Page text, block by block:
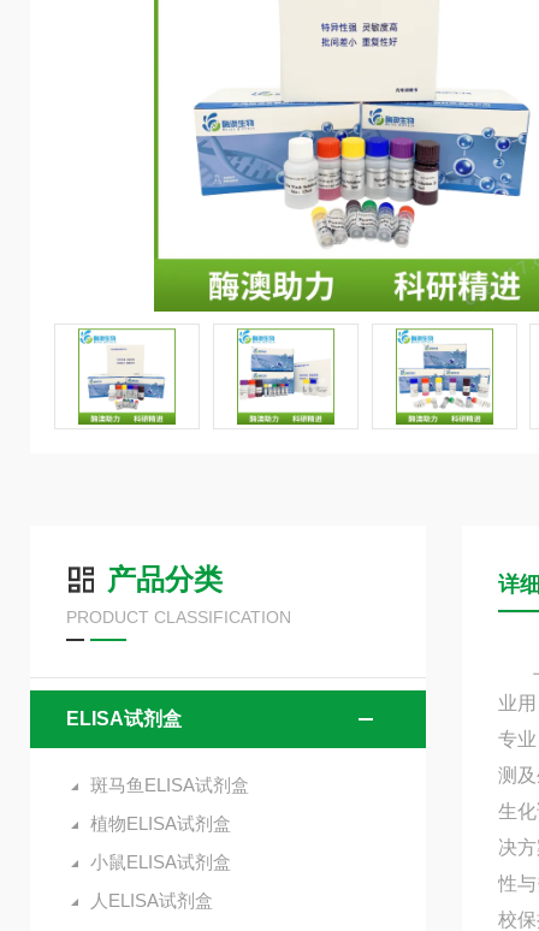
产品分类
PRODUCT CLASSIFICATION
ELISA试剂盒
斑马鱼ELISA试剂盒
植物ELISA试剂盒
小鼠ELISA试剂盒
人ELISA试剂盒
详
业
专
测
生
决
性
校